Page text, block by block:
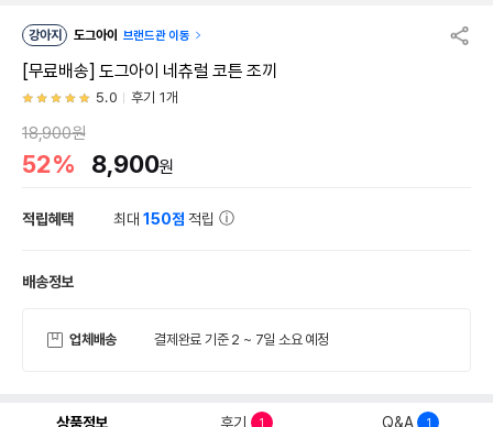
강아지 도그아이 브랜드관 이동
[무료배송] 도그아이 네츄럴 코튼 조끼
5.0 후기 1개
18,900원
52% 8,900원
적립혜택 최대150점 적립
배송정보
업체배송 결제완료 기준 2 ~ 7일 소요 예정
상품정보 후기 1 Q&A 1